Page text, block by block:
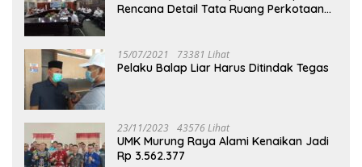
Rencana Detail Tata Ruang Perkotaan
15/07/2021 73381 Lihat
Pelaku Balap Liar Harus Ditindak Tegas
23/11/2023 43576 Lihat
UMK Murung Raya Alami Kenaikan Jadi
Rp 3.562.377